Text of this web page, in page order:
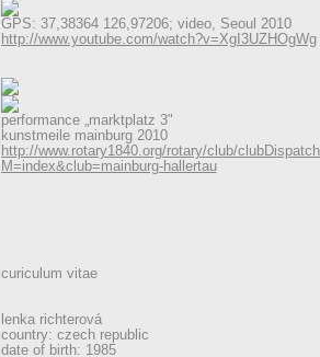
GPS: 37,38364 126,97206; video, Seoul 2010
http://www.youtube.com/watch?v=XgI3UZHOgWg
performance „marktplatz 3"
kunstmeile mainburg 2010
http://www.rotary1840.org/rotary/club/
M=index&club=mainburg-hallertau
curiculum vitae
lenka richterová
country: czech republic
date of birth: 1985